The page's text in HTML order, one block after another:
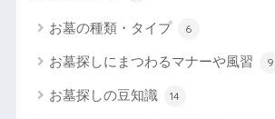
お墓の種類・タイプ 6
お墓探しにまつわるマナーや風習 9
お墓探しの豆知識 14